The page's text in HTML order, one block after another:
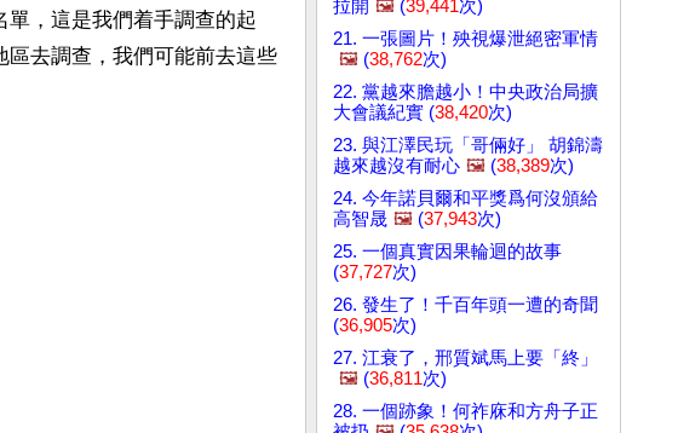
，這是我們着手調查的起
去調查，我們可能前去這些
拉開 🖼️ (39,441次)
21. 一張圖片！殃視爆泄絕密軍情
🖼️ (38,762次)
22. 黨越來膽越小！中央政治局擴
大會議紀實 (38,420次)
23. 與江澤民玩「哥倆好」 胡錦濤
越來越沒有耐心 🖼️ (38,389次)
24. 今年諾貝爾和平獎爲何沒頒給
高智晟 🖼️ (37,943次)
25. 一個真實因果輪迴的故事
(37,727次)
26. 發生了！千百年頭一遭的奇聞
(36,905次)
27. 江衰了，邢質斌馬上要「終」
🖼️ (36,811次)
28. 一個跡象！何祚庥和方舟子正